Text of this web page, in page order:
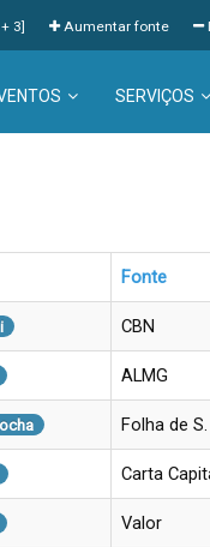
Aumentar fonte
3]
SERVIÇOS
Fonte
CBN
ALMG
Folha de
Carta
Valor